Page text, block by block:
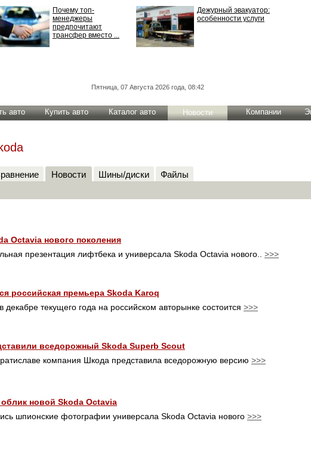
Почему топ-
менеджеры
предпочитают
трансфер вместо ...
Дежурный эвакуатор:
особенности услуги
Пятница, 07 Августа 2026 года, 08:42
авто Купить авто Каталог авто Новости Компании
Новости Шины/диски Файлы
Octavia нового поколения
презентация лифтбека и универсала Skoda Octavia нового.. >>>
российская премьера Skoda Karoq
декабре текущего года на российском авторынке состоится >>>
вседорожный Skoda Superb Scout
компания Шкода представила вседорожную версию >>>
новой Skoda Octavia
шпионские фотографии универсала Skoda Octavia нового >>>